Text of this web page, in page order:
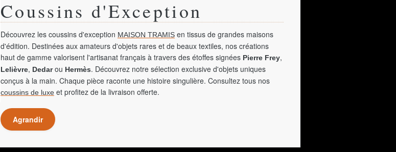
Coussins d'Exception
Découvrez les coussins d'exception MAISON TRAMIS en tissus de grandes maisons
d'édition. Destinées aux amateurs d'objets rares et de beaux textiles, nos créations
haut de gamme valorisent l'artisanat français à travers des étoffes signées Pierre Frey,
Lelièvre, Dedarou Hermès. Découvrez notre sélection exclusive d'objets uniques
conçus à la main. Chaque pièce raconte une histoire singulière. Consultez tous nos
coussins de luxe et profitez de la livraison offerte.
Agrandir